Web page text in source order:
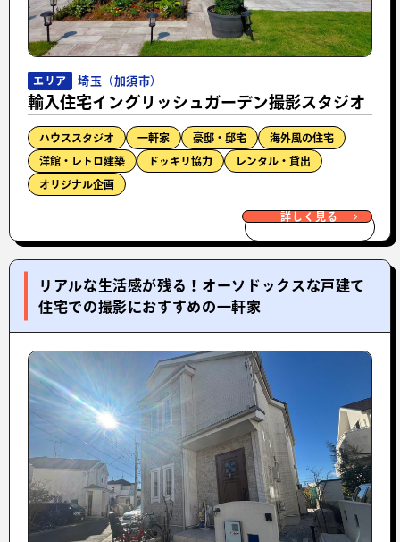
エリア 埼玉（加須市）
輸入住宅イングリッシュガーデン撮影スタジオ
ハウススタジオ 一軒家 豪邸・邸宅 海外風の住宅
洋館・レトロ建築 ドッキリ協力 レンタル・貸出
オリジナル企画
詳しく見る
リアルな生活感が残る！オーソドックスな戸建て
住宅での撮影におすすめの一軒家